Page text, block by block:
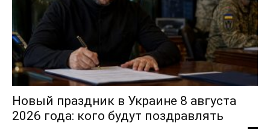
Новый праздник в Украине 8 августа
2026 года: кого будут поздравлять